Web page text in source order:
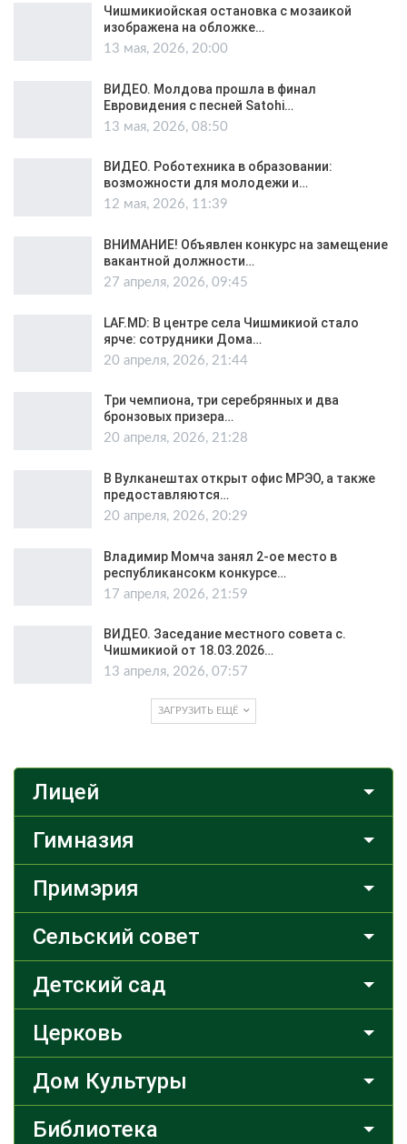
Чишмикиойская остановка с мозаикой
изображена на обложке…
13 мая, 2026, 20:00
ВИДЕО. Молдова прошла в финал
Евровидения с песней Satohi…
13 мая, 2026, 08:50
ВИДЕО. Роботехника в образовании:
возможности для молодежи и…
12 мая, 2026, 11:39
ВНИМАНИЕ! Объявлен конкурс на замещение
вакантной должности…
27 апреля, 2026, 09:45
LAF.MD: В центре села Чишмикиой стало
ярче: сотрудники Дома…
20 апреля, 2026, 21:44
Три чемпиона, три серебрянных и два
бронзовых призера…
20 апреля, 2026, 21:28
В Вулканештах открыт офис МРЭО, а также
предоставляются…
20 апреля, 2026, 20:29
Владимир Момча занял 2-ое место в
республикансокм конкурсе…
17 апреля, 2026, 21:59
ВИДЕО. Заседание местного совета с.
Чишмикиой от 18.03.2026…
13 апреля, 2026, 07:57
ЗАГРУЗИТЬ ЕЩЁ
Лицей
Гимназия
Примэрия
Сельский совет
Детский сад
Церковь
Дом Культуры
Библиотека